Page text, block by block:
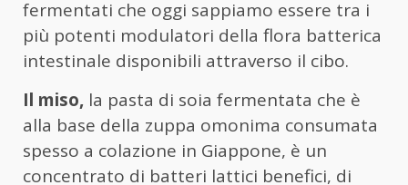
fermentati che oggi sappiamo essere tra i
più potenti modulatori della flora batterica
intestinale disponibili attraverso il cibo.
Il miso, la pasta di soia fermentata che è
alla base della zuppa omonima consumata
spesso a colazione in Giappone, è un
concentrato di batteri lattici benefici, di